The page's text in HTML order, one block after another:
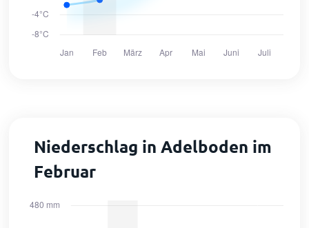
Niederschlag in Adelboden im
Februar